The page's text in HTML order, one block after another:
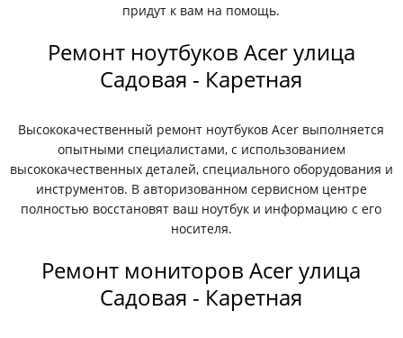
придут к вам на помощь.
Ремонт ноутбуков Acer улица
Садовая - Каретная
Высококачественный ремонт ноутбуков Acer выполняется
опытными специалистами, с использованием
высококачественных деталей, специального оборудования и
инструментов. В авторизованном сервисном центре
полностью восстановят ваш ноутбук и информацию с его
носителя.
Ремонт мониторов Acer улица
Садовая - Каретная